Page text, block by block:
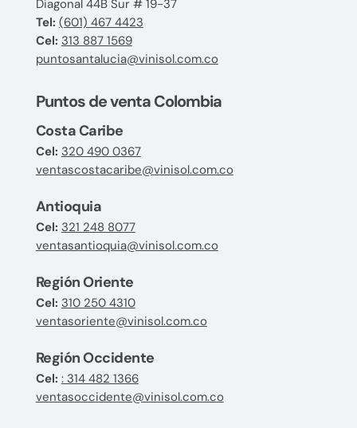
Diagonal 44B Sur # 19-37
Tel: (601) 467 4423
Cel: 313 887 1569
puntosantalucia@vinisol.com.co
Puntos de venta Colombia
Costa Caribe
Cel: 320 490 0367
ventascostacaribe@vinisol.com.co
Antioquia
Cel: 321 248 8077
ventasantioquia@vinisol.com.co
Región Oriente
Cel: 310 250 4310
ventasoriente@vinisol.com.co
Región Occidente
Cel: : 314 482 1366
ventasoccidente@vinisol.com.co